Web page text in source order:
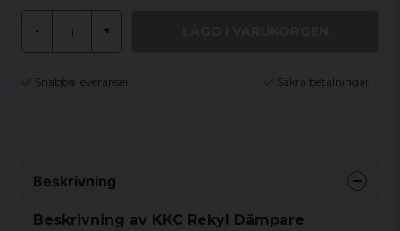
- +
Snabba leveranser Säkra betalningar
Beskrivning
Beskrivning av KKC Rekyl Dämpare